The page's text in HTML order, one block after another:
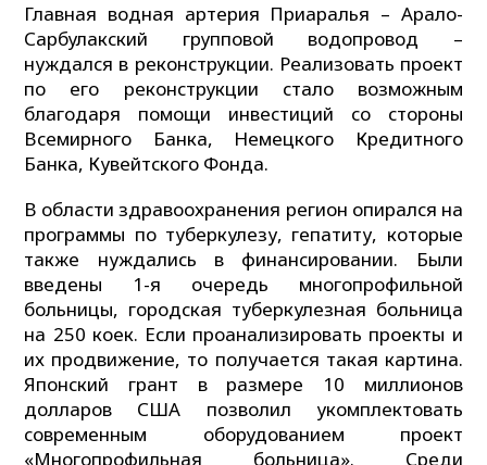
Главная водная артерия Приаралья – Арало-
Сарбулакский групповой водопровод –
нуждался в реконструкции. Реализовать проект
по его реконструкции стало возможным
благодаря помощи инвестиций со стороны
Всемирного Банка, Немецкого Кредитного
Банка, Кувейтского Фонда.
В области здравоохранения регион опирался на
программы по туберкулезу, гепатиту, которые
также нуждались в финансировании. Были
введены 1-я очередь многопрофильной
больницы, городская туберкулезная больница
на 250 коек. Если проанализировать проекты и
их продвижение, то получается такая картина.
Японский грант в размере 10 миллионов
долларов США позволил укомплектовать
современным оборудованием проект
«Многопрофильная больница». Среди